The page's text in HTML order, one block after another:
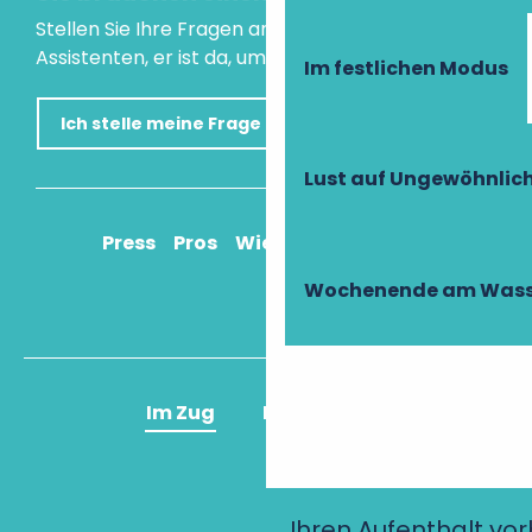
Im festlichen Modus
Lust auf
Wochenende am
Stellen Sie Ihre Fragen an unseren virtuellen
Assistenten, er ist da, um Ihnen zu helfen.
Ich stelle meine Frage
Press Pros Wie komme ich an?
Im Zug Im Flugzeug